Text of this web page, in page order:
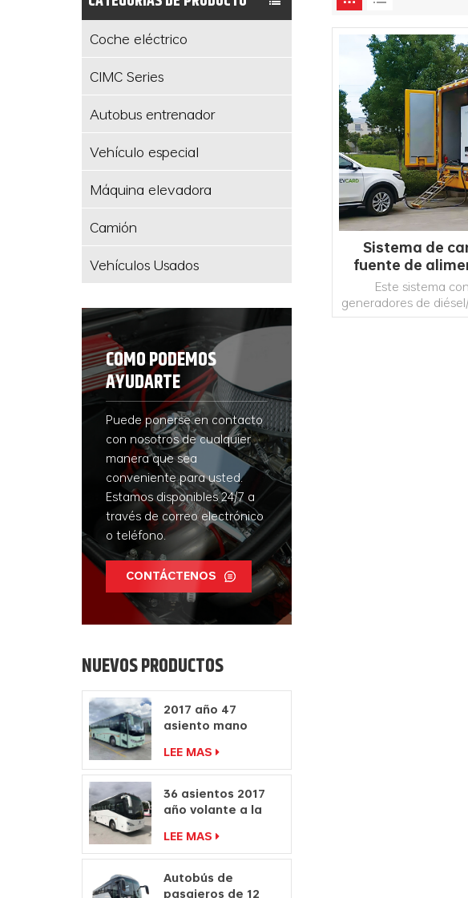
Coche eléctrico
CIMC Series
Autobus entrenador
Vehículo especial
Máquina elevadora
Camión
Vehículos Usados
COMO PODEMOS
AYUDARTE
Puede ponerse en contacto
con nosotros de cualquier
manera que sea
conveniente para usted.
Estamos disponibles 24/7 a
través de correo electrónico
o teléfono.
CONTÁCTENOS
NUEVOS PRODUCTOS
2017 año 47
asiento mano
fabricantes diesel
motor autobús
LEE MAS
36 asientos 2017
año volante a la
fabricantes de
autocares de
pasajeros
LEE MAS
Autobús de
pasajeros de 12
Sistema de
fuente de
móvil enEste sistema
generadores de
o paquetes de